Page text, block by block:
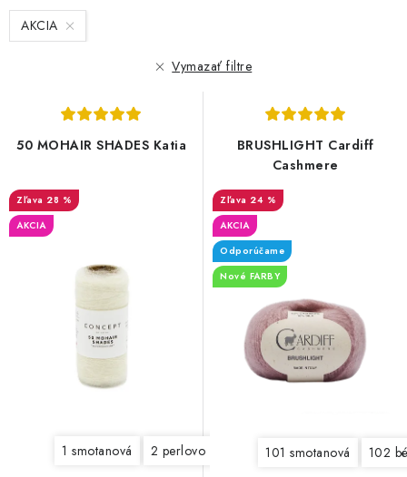
s
p
u
t
o
v
n
i
o
u
k
t
AKCIA
Vymazať filtre
50 MOHAIR SHADES Katia
28 %
AKCIA
1 smotanová 2 perlovo šedá 3 svetlá šedá 4 šedá
BRUSHLIGHT Cardiff
Cashmere
24 %
AKCIA
Odporúčame
Nové FARBY
101 smotanová 102